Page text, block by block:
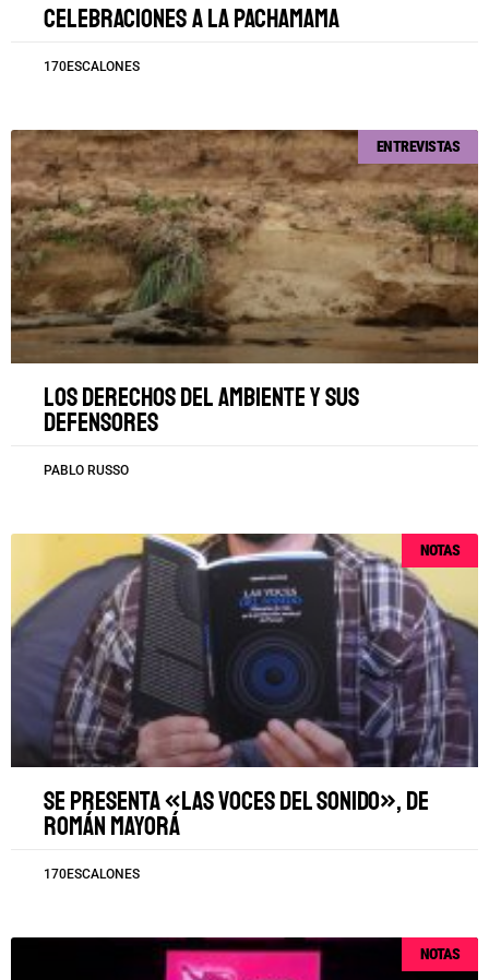
Celebraciones a la Pachamama
170ESCALONES
ENTREVISTAS
Los derechos del ambiente y sus
defensores
PABLO RUSSO
NOTAS
Se presenta «Las voces del sonido», de
Román Mayorá
170ESCALONES
NOTAS